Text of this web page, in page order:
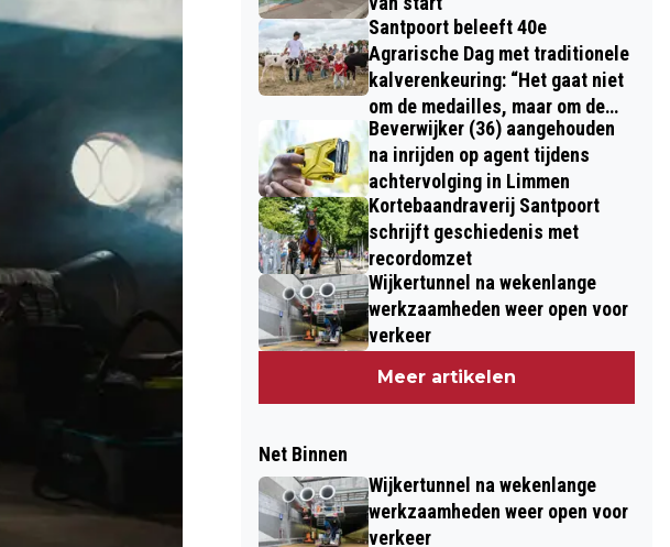
Santpoort beleeft 40e
Agrarische Dag met traditionele
kalverenkeuring: “Het gaat niet
om de medailles, maar om de
kinderen”
Beverwijker (36) aangehouden
na inrijden op agent tijdens
achtervolging in Limmen
Kortebaandraverij Santpoort
schrijft geschiedenis met
recordomzet
Wijkertunnel na wekenlange
werkzaamheden weer open voor
verkeer
Meer artikelen
Net Binnen
Wijkertunnel na wekenlange
werkzaamheden weer open voor
verkeer